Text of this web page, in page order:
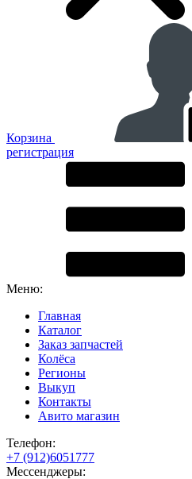
Корзина
регистрация
Меню:
Главная
Каталог
Заказ запчастей
Колёса
Регионы
Выкуп
Контакты
Авито магазин
Телефон:
+7 (912)6051777
Мессенджеры: